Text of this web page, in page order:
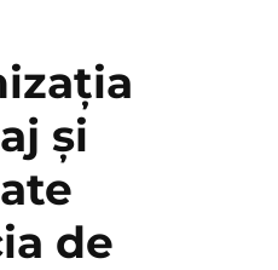
și
de